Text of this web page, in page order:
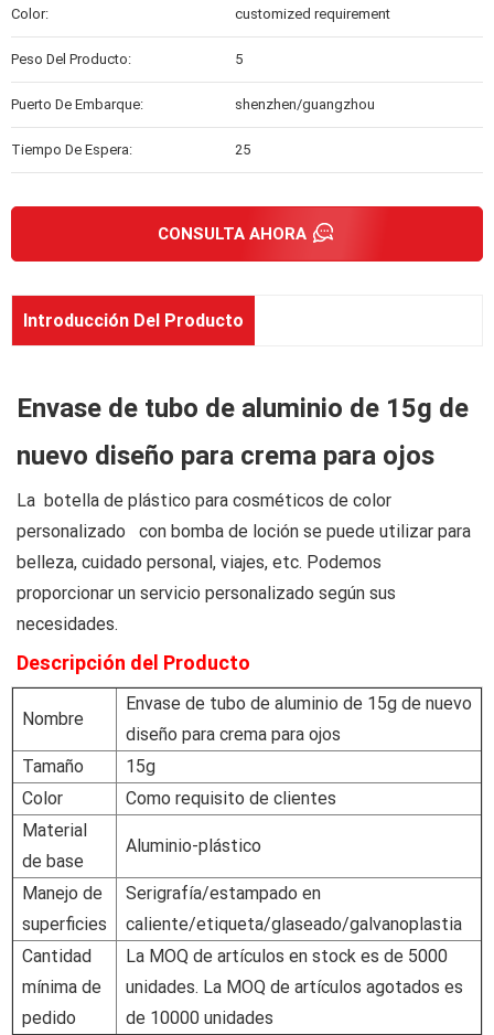
Color: customized requirement
Peso Del Producto: 5
Puerto De Embarque: shenzhen/guangzhou
Tiempo De Espera: 25
CONSULTA AHORA
Introducción Del Producto
Envase de tubo de aluminio de 15g de
nuevo diseño para crema para ojos
La botella de plástico para cosméticos de color
personalizado con bomba de loción se puede utilizar para
belleza, cuidado personal, viajes, etc. Podemos
proporcionar un servicio personalizado según sus
necesidades.
Descripción del Producto
Nombre
Envase de tubo de aluminio de 15g de nuevo
diseño para crema para ojos
Tamaño
15g
Color
Como requisito de clientes
Material
de base
Aluminio-plástico
Manejo de
superficies
Serigrafía/estampado en
caliente/etiqueta/glaseado/galvanoplastia
Cantidad
mínima de
pedido
La MOQ de artículos en stock es de 5000
unidades. La MOQ de artículos agotados es
de 10000 unidades